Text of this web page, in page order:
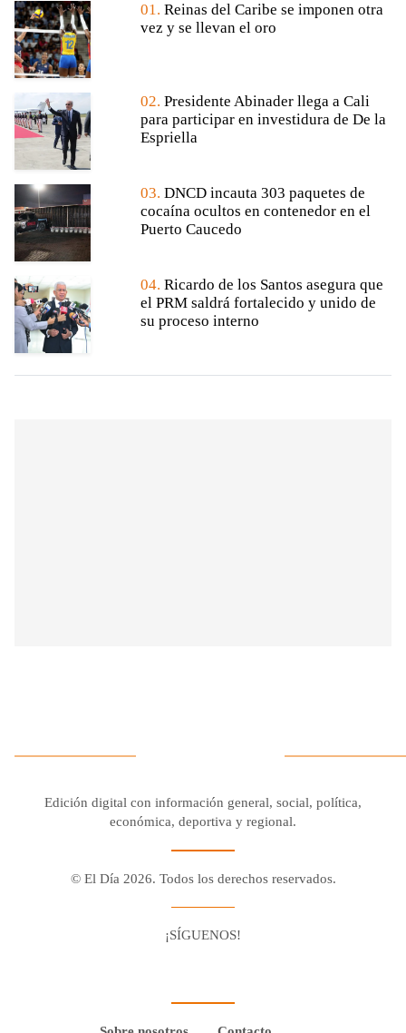
01. Reinas del Caribe se imponen otra
vez y se llevan el oro
02. Presidente Abinader llega a Cali
para participar en investidura de De la
Espriella
03. DNCD incauta 303 paquetes de
cocaína ocultos en contenedor en el
Puerto Caucedo
04. Ricardo de los Santos asegura que
el PRM saldrá fortalecido y unido de
su proceso interno
Edición digital con información general, social, política,
económica, deportiva y regional.
© El Día 2026. Todos los derechos reservados.
¡SÍGUENOS!